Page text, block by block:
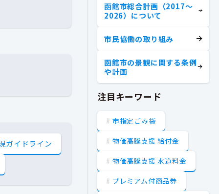
ガイドライン
函館市総合計画（2017～
2026）について
市民協働の取り組み
函館市の景観に関する条例
や計画
注目キーワード
市指定ごみ袋
物価高騰支援 給付金
物価高騰支援 水道料金
プレミアム付商品券